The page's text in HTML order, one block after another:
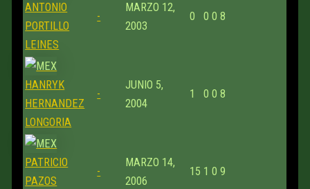
ANTONIO
PORTILLO
LEINES
-
MARZO 12,
2003
0 0 0 8
HANRYK
HERNANDEZ
LONGORIA
-
JUNIO 5,
2004
1 0 0 8
PATRICIO
PAZOS
-
MARZO 14,
2006
15 1 0 9